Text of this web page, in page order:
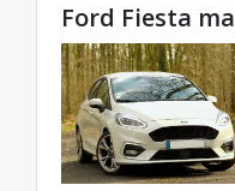
modelo ideal de la
tarifas excelentes
Ford Fiesta